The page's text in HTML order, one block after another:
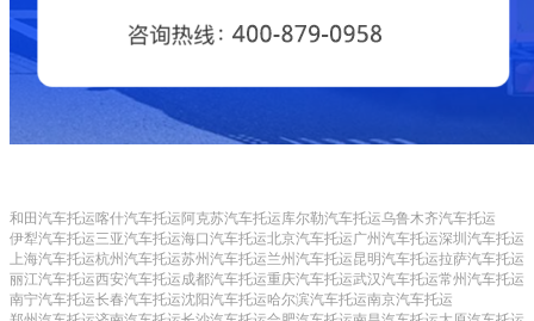
和田汽车托运喀什汽车托运 阿克苏汽车托运库尔勒汽车托运乌鲁木齐汽车托运
伊犁汽车托运三亚汽车托运海口汽车托运北京汽车托运广州汽车托运深圳汽车托运
上海汽车托运杭州汽车托运苏州汽车托运兰州汽车托运昆明汽车托运拉萨汽车托运
丽江汽车托运西安汽车托运成都汽车托运重庆汽车托运武汉汽车托运常州汽车托运
南宁汽车托运长春汽车托运沈阳汽车托运哈尔滨汽车托运南京汽车托运